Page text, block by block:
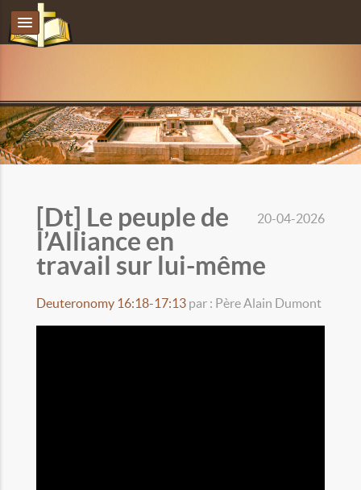
20-04-2026
[Dt] Le peuple de
l’Alliance en
travail sur lui-même
Deuteronomy 16:18-17:13 par : Père Alain Dumont